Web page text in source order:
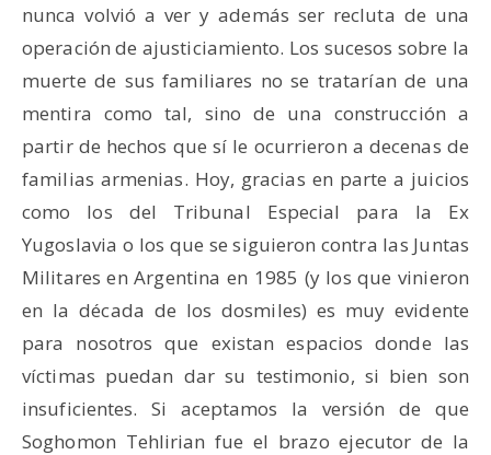
nunca volvió a ver y además ser recluta de una
operación de ajusticiamiento. Los sucesos sobre la
muerte de sus familiares no se tratarían de una
mentira como tal, sino de una construcción a
partir de hechos que sí le ocurrieron a decenas de
familias armenias. Hoy, gracias en parte a juicios
como los del Tribunal Especial para la Ex
Yugoslavia o los que se siguieron contra las Juntas
Militares en Argentina en 1985 (y los que vinieron
en la década de los dosmiles) es muy evidente
para nosotros que existan espacios donde las
víctimas puedan dar su testimonio, si bien son
insuficientes. Si aceptamos la versión de que
Soghomon Tehlirian fue el brazo ejecutor de la